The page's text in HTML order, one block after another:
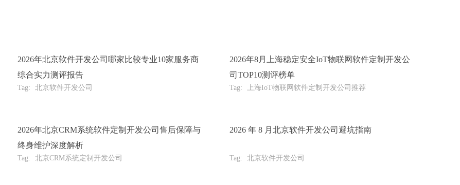
2026年北京软件开发公司哪家比较专业10家服务商
综合实力测评报告
Tag: 北京软件开发公司
2026年8月上海稳定安全IoT物联网软件定制开发公
司TOP10测评榜单
Tag: 上海IoT物联网软件定制开发公司推荐
2026年北京CRM系统软件定制开发公司售后保障与
终身维护深度解析
Tag: 北京CRM系统定制开发公司
2026 年 8 月北京软件开发公司避坑指南
Tag: 北京软件开发公司